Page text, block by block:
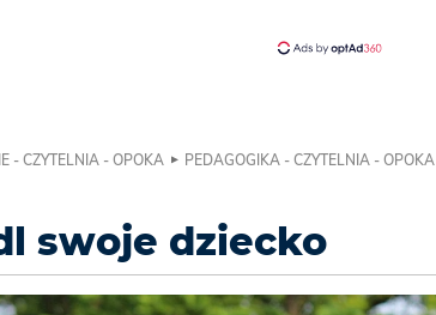
- CZYTELNIA - OPOKA PEDAGOGIKA - CZYTELNIA - OPOKA
swoje dziecko